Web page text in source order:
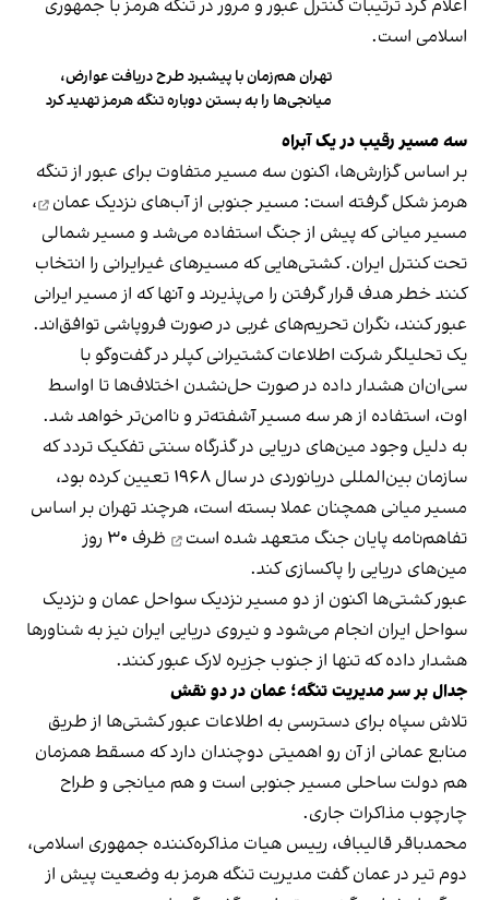
اعلام کرد ترتیبات کنترل عبور و مرور در تنگه هرمز با جمهوری
اسلامی است.
تهران هم‌زمان با پیشبرد طرح دریافت عوارض،
میانجی‌ها را به بستن دوباره تنگه هرمز تهدید کرد
سه مسیر رقیب در یک آبراه
بر اساس گزارش‌ها، اکنون سه مسیر متفاوت برای عبور از تنگه
هرمز شکل گرفته است: مسیر جنوبی ازآب‌های نزدیک عمان
،
مسیر میانی که پیش از جنگ استفاده می‌شد و مسیر شمالی
تحت کنترل ایران. کشتی‌هایی که مسیرهای غیرایرانی را انتخاب
کنند خطر هدف قرار گرفتن را می‌پذیرند و آنها که از مسیر ایرانی
عبور کنند، نگران تحریم‌های غربی در صورت فروپاشی توافق‌اند.
یک تحلیلگر شرکت اطلاعات کشتیرانی کپلر در گفت‌و‌گو با
سی‌ان‌ان هشدار داده در صورت حل‌نشدن اختلاف‌ها تا اواسط
اوت، استفاده از هر سه مسیر آشفته‌تر و ناامن‌تر خواهد شد.
به دلیل وجود مین‌های دریایی در گذرگاه سنتی تفکیک تردد که
سازمان بین‌المللی دریانوردی در سال ۱۹۶۸ تعیین کرده بود،
مسیر میانی همچنان عملا بسته است، هرچند تهران بر اساس
تفاهم‌نامه پایان جنگ متعهد شده است
ظرف ۳۰ روز
مین‌های دریایی را پاکسازی کند.
عبور کشتی‌ها اکنون از دو مسیر نزدیک سواحل عمان و نزدیک
سواحل ایران انجام می‌شود و نیروی دریایی ایران نیز به شناورها
هشدار داده که تنها از جنوب جزیره لارک عبور کنند.
جدال بر سر مدیریت تنگه؛ عمان در دو نقش
تلاش سپاه برای دسترسی به اطلاعات عبور کشتی‌ها از طریق
منابع عمانی از آن رو اهمیتی دوچندان دارد که مسقط همزمان
هم دولت ساحلی مسیر جنوبی است و هم میانجی و طراح
چارچوب مذاکرات جاری.
محمدباقر قالیباف، رییس هیات مذاکره‌کننده جمهوری اسلامی،
دوم تیر در عمان گفت مدیریت تنگه هرمز به وضعیت پیش از